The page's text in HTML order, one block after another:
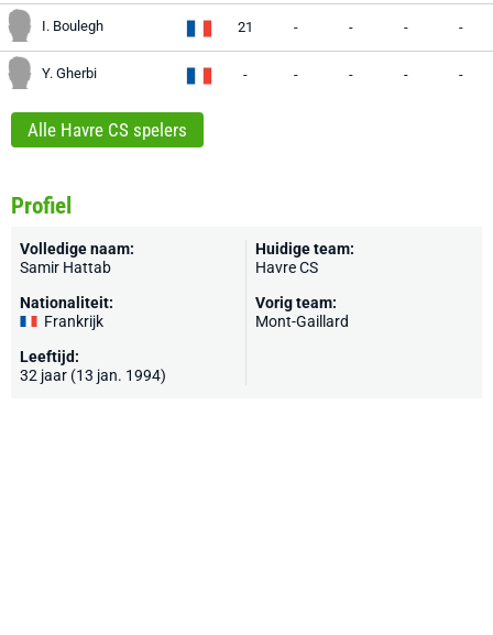
I. Boulegh 21 - - - -
Y. Gherbi - - - - -
Alle Havre CS spelers
Profiel
Volledige naam:
Samir Hattab
Nationaliteit:
Frankrijk
Leeftijd:
32 jaar (13 jan. 1994)
Huidige team:
Havre CS
Vorig team:
Mont-Gaillard